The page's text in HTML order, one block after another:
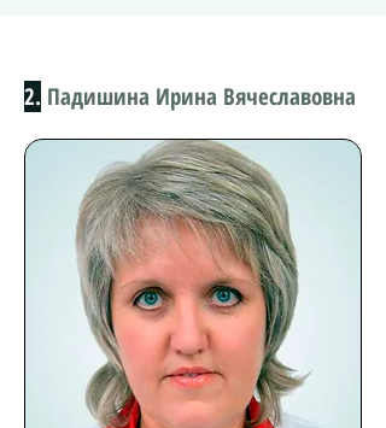
2. Падишина Ирина Вячеславовна